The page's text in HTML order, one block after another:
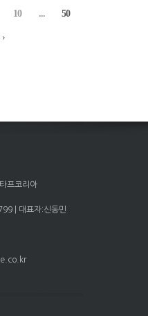
10 ... 50
프코리아
| 대표자:신동민